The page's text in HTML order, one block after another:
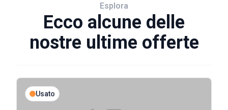
Esplora
Ecco alcune delle
nostre ultime offerte
Usato